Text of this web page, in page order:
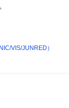
VIS/JUNRED）
JUNRED